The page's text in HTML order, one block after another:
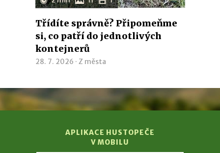
Třídíte správně? Připomeňme
si, co patří do jednotlivých
kontejnerů
28. 7. 2026 · Z města
APLIKACE HUSTOPEČE
V MOBILU